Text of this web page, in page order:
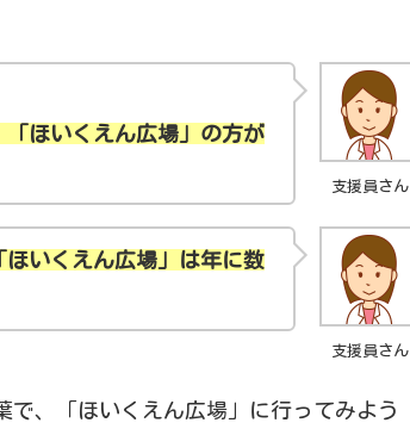
支援員さん
ほいくえん広場」の方が
支援員さん
ほいくえん広場」は年に数
で、「ほいくえん広場」に行ってみよう